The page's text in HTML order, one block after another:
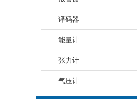
译码器
能量计
张力计
气压计